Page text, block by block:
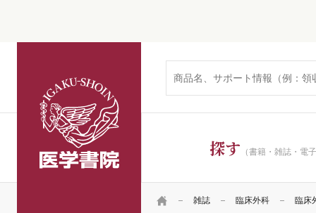
探す （書籍・雑誌・電
HOME 雑誌 臨床外科 臨床